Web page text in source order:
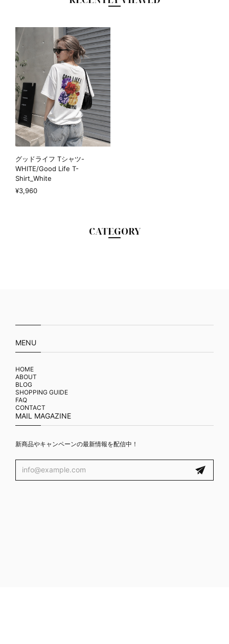
グッドライフ Tシャツ-
WHITE/Good Life T-
Shirt_White
¥3,960
CATEGORY
MENU
HOME
ABOUT
BLOG
SHOPPING GUIDE
FAQ
CONTACT
MAIL MAGAZINE
新商品やキャンペーンの最新情報を配信中！